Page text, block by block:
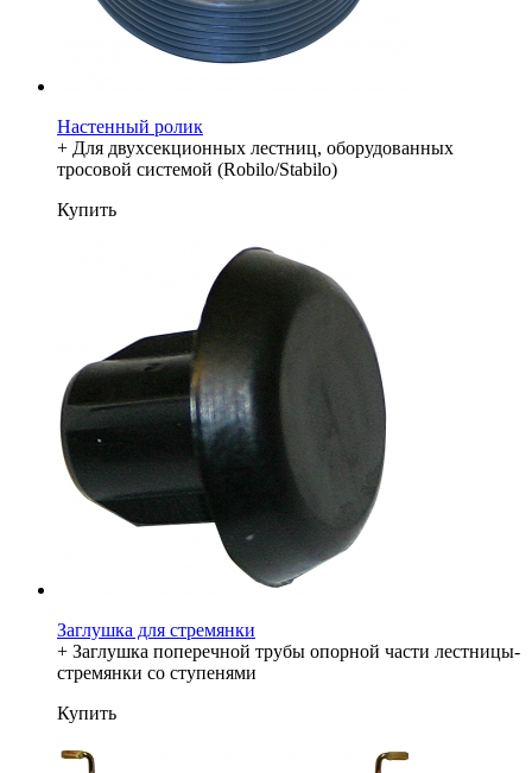
Настенный ролик
+ Для двухсекционных лестниц, оборудованных
тросовой системой (Robilo/Stabilo)
Купить
Заглушка для стремянки
+ Заглушка поперечной трубы опорной части лестницы-
стремянки со ступенями
Купить